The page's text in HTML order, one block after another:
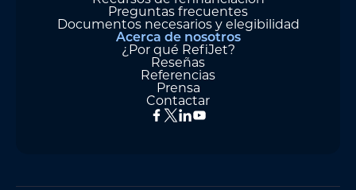
Preguntas frecuentes
Documentos necesarios y elegibilidad
Acerca de nosotros
¿Por qué RefiJet?
Reseñas
Referencias
Prensa
Contactar